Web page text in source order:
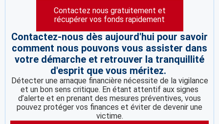
Contactez nous gratuitement et
récupérer vos fonds rapidement
Contactez-nous dès aujourd'hui pour savoir
comment nous pouvons vous assister dans
votre démarche et retrouver la tranquillité
d'esprit que vous méritez.
Détecter une arnaque financière nécessite de la vigilance
et un bon sens critique. En étant attentif aux signes
d’alerte et en prenant des mesures préventives, vous
pouvez protéger vos finances et éviter de devenir une
victime.